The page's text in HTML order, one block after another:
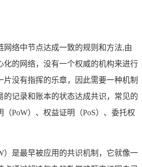
网络中节点达成一致的规则和方法,由
化的网络，没有一个权威的机构来进行
片没有指挥的乐章，因此需要一种机制
的记录和账本的状态达成共识，常见的
PoW）、权益证明（PoS）、委托权
）是最早被应用的共识机制，它就像一